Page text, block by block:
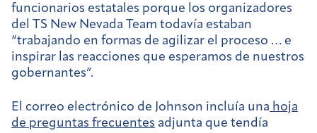
funcionarios estatales porque los organizadores
del TS New Nevada Team todavía estaban
“trabajando en formas de agilizar el proceso … e
inspirar las reacciones que esperamos de nuestros
gobernantes”.
El correo electrónico de Johnson incluía una hoja
de preguntas frecuentes adjunta que tendía